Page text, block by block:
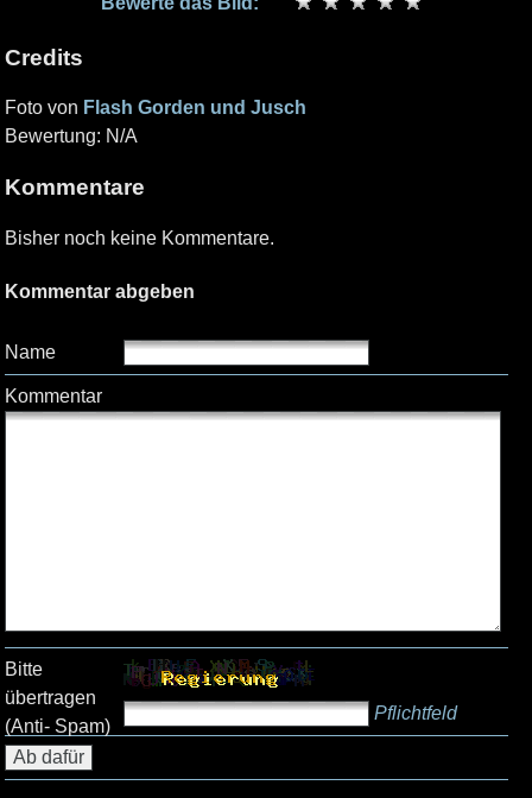
Credits
Foto von Flash Gorden und Jusch
Bewertung: N/A
Kommentare
Bisher noch keine Kommentare.
Kommentar abgeben
Name
Kommentar
Bitte
übertragen
(Anti- Spam)
Pflichtfeld